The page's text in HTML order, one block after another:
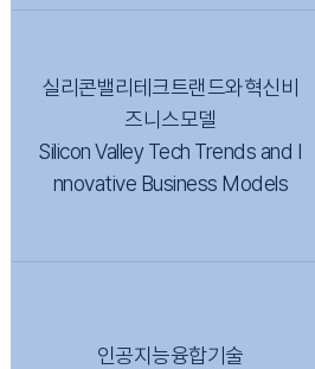
실리콘밸리테크트랜드와혁신비
즈니스모델
Silicon Valley Tech Trends and I
nnovative Business Models
인공지능융합기술